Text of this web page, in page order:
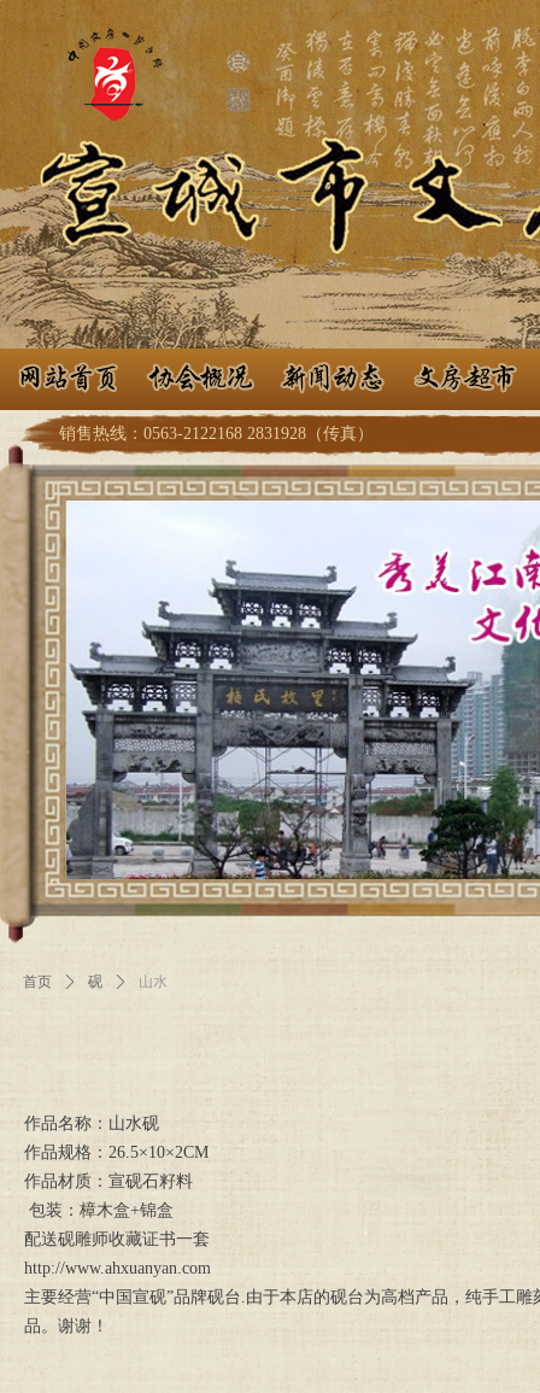
销售热线：0563-2122168 2831928（传真）
首页 ꄲ 砚 ꄲ 山水
作品名称：山水砚
作品规格：26.5×10×2CM
作品材质：宣砚石籽料
包装：樟木盒+锦盒
配送砚雕师收藏证书一套
http://www.ahxuanyan.com
主要经营“中国宣砚”品牌砚台.由于本店的砚台为高档产品，纯手工
品。谢谢！